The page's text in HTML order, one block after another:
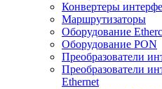
Конвертеры
Маршрутизаторы
Оборудование
Оборудование PON
Преобразователи
Преобразователи
Ethernet